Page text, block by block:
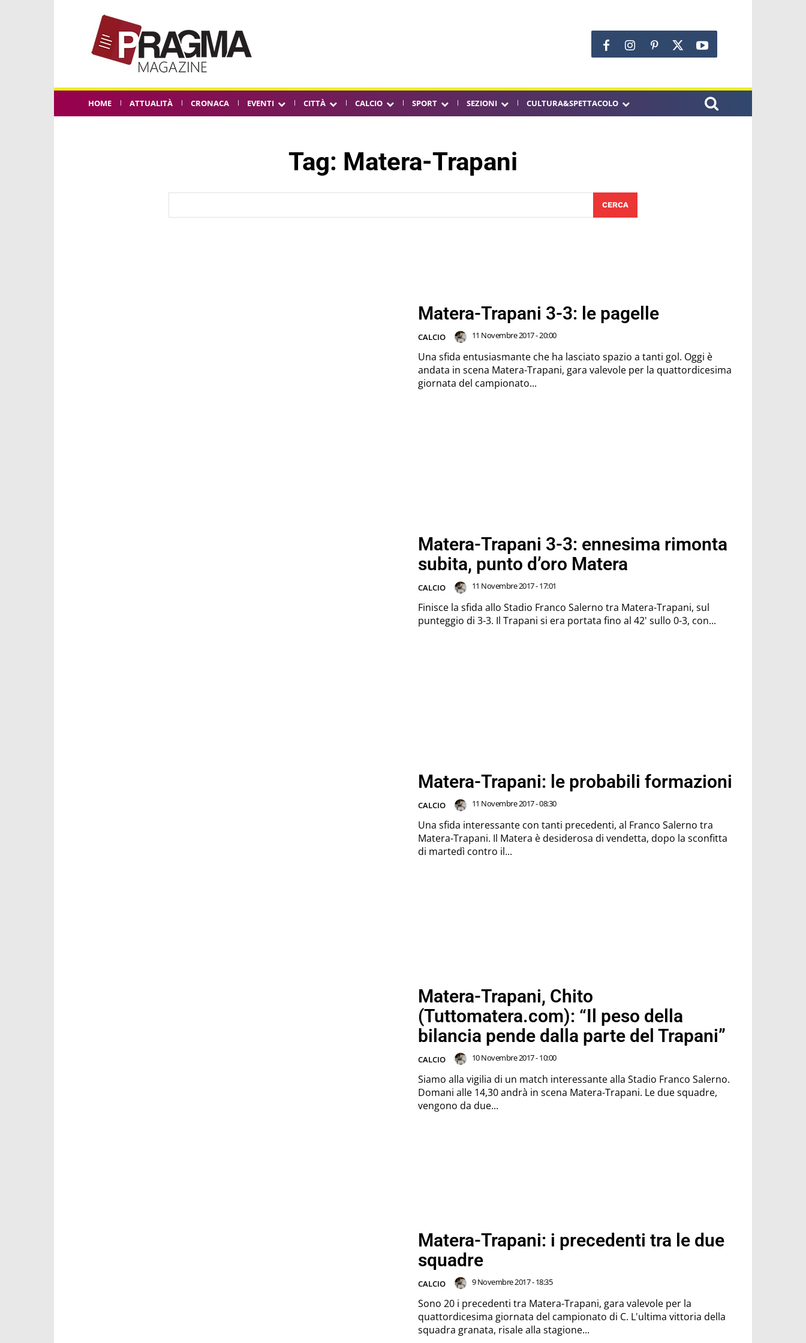
HOME ATTUALITÀ CRONACA EVENTI CITTÀ CALCIO SPORT SEZIONI CULTURA&SPETTACOLO
Tag: Matera-Trapani
CERCA
Matera-Trapani 3-3: le pagelle
CALCIO 11 Novembre 2017 - 20:00
Una sfida entusiasmante che ha lasciato spazio a tanti gol. Oggi è
andata in scena Matera-Trapani, gara valevole per la quattordicesima
giornata del campionato...
Matera-Trapani 3-3: ennesima rimonta
subita, punto d’oro Matera
CALCIO 11 Novembre 2017 - 17:01
Finisce la sfida allo Stadio Franco Salerno tra Matera-Trapani, sul
punteggio di 3-3. Il Trapani si era portata fino al 42' sullo 0-3, con...
Matera-Trapani: le probabili formazioni
CALCIO 11 Novembre 2017 - 08:30
Una sfida interessante con tanti precedenti, al Franco Salerno tra
Matera-Trapani. Il Matera è desiderosa di vendetta, dopo la sconfitta
di martedì contro il...
Matera-Trapani, Chito
(Tuttomatera.com): “Il peso della
bilancia pende dalla parte del Trapani”
CALCIO 10 Novembre 2017 - 10:00
Siamo alla vigilia di un match interessante alla Stadio Franco Salerno.
Domani alle 14,30 andrà in scena Matera-Trapani. Le due squadre,
vengono da due...
Matera-Trapani: i precedenti tra le due
squadre
CALCIO 9 Novembre 2017 - 18:35
Sono 20 i precedenti tra Matera-Trapani, gara valevole per la
quattordicesima giornata del campionato di C. L'ultima vittoria della
squadra granata, risale alla stagione...